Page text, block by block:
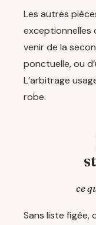
Les autres
exceptionnelles
venir de la
ponctuelle, ou
L’arbitrage
robe.
ce
Sans liste figée,